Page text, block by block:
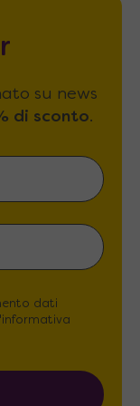
su news
di sconto.
dati